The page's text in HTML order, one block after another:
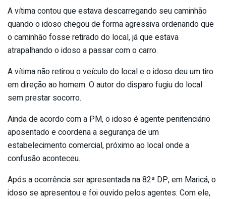
A vítima contou que estava descarregando seu caminhão
quando o idoso chegou de forma agressiva ordenando que
o caminhão fosse retirado do local, já que estava
atrapalhando o idoso a passar com o carro.
A vítima não retirou o veículo do local e o idoso deu um tiro
em direção ao homem. O autor do disparo fugiu do local
sem prestar socorro.
Ainda de acordo com a PM, o idoso é agente penitenciário
aposentado e coordena a segurança de um
estabelecimento comercial, próximo ao local onde a
confusão aconteceu.
Após a ocorrência ser apresentada na 82ª DP, em Maricá, o
idoso se apresentou e foi ouvido pelos agentes. Com ele,